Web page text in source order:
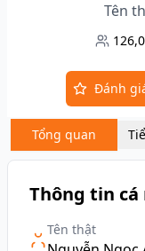
Tên
Đánh
Tổng quan
Thông tin cá
Tên thật